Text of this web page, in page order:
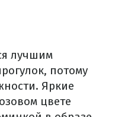
лучшим
потому
Яркие
цвете